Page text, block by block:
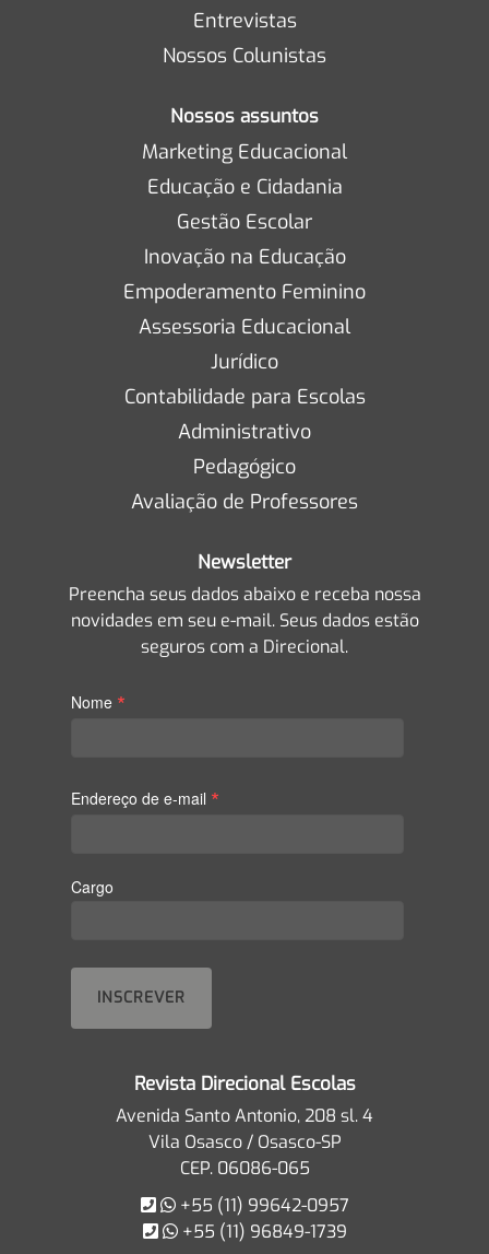
Entrevistas
Nossos Colunistas
Nossos assuntos
Marketing Educacional
Educação e Cidadania
Gestão Escolar
Inovação na Educação
Empoderamento Feminino
Assessoria Educacional
Jurídico
Contabilidade para Escolas
Administrativo
Pedagógico
Avaliação de Professores
Newsletter
Preencha seus dados abaixo e receba nossa
novidades em seu e-mail. Seus dados estão
seguros com a Direcional.
Nome *
Endereço de e-mail *
Cargo
Revista Direcional Escolas
Avenida Santo Antonio, 208 sl. 4
Vila Osasco / Osasco-SP
CEP. 06086-065
+55 (11) 99642-0957
+55 (11) 96849-1739